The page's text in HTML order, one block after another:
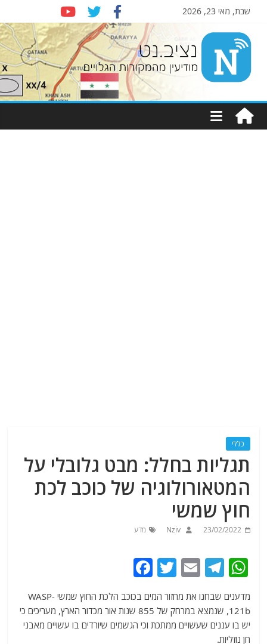
שבת, מאי 23, 2026
Nziv.net
מודיעין
מהמקורות
כללי
תגליות בחלל: מבט גלובלי על
המטאורולוגיה של כוכב לכת
חוץ שמשי
23/02/2022
Nziv מדע
W
at
s
T
e
g
E
ai
l
T
itt
er
c
e
מדענים שבחנו את מחזור המים בכוכב הלכת החוץ שמשי WASP-
121b, שנמצא במרחק של 855 שנות אור מכדור הארץ, מעריכים כי
יש בו עננים שעשויים ממתכת וכי הגשמים שיורדים בו עשויים מאבני
חן נוזליות.